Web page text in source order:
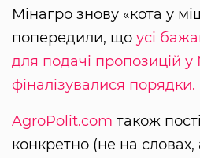
Мінагро знову «кота у
попередили, що усі
для подачі пропозицій
фіналізувалися порядки.
AgroPolit.com також
конкретно (не на словах,